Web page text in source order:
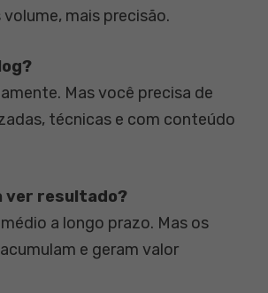
mais precisão.
Mas você precisa de
técnicas e com conteúdo
ver resultado?
médio a longo prazo. Mas os
e geram valor